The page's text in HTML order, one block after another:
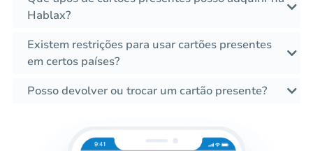
Hablax?
Existem restrições para usar cartões presentes
em certos países?
Posso devolver ou trocar um cartão presente?